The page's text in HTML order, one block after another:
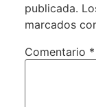
publicada.
marcados
Comentario *